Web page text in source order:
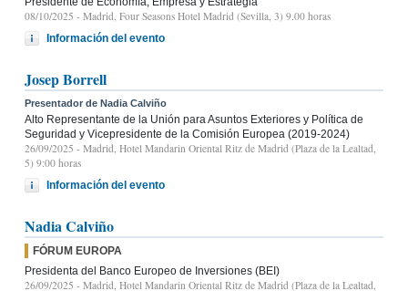
08/10/2025 - Madrid, Four Seasons Hotel Madrid (Sevilla, 3) 9.00 horas
Información del evento
Josep Borrell
Presentador de Nadia Calviño
Alto Representante de la Unión para Asuntos Exteriores y Política de
Seguridad y Vicepresidente de la Comisión Europea (2019-2024)
26/09/2025 - Madrid, Hotel Mandarin Oriental Ritz de Madrid (Plaza de la Lealtad,
5) 9:00 horas
Información del evento
Nadia Calviño
FÓRUM EUROPA
Presidenta del Banco Europeo de Inversiones (BEI)
26/09/2025 - Madrid, Hotel Mandarin Oriental Ritz de Madrid (Plaza de la Lealtad,